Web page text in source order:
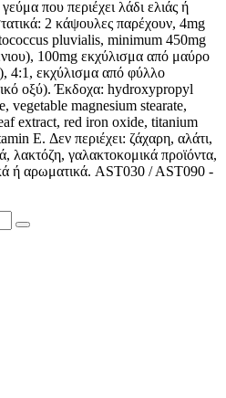
που περιέχει λάδι ελιάς ή
2 κάψουλες παρέχουν, 4mg
pluvialis, minimum 450mg
100mg εκχύλισμα από μαύρο
4:1, εκχύλισμα από φύλλο
οξύ). Έκδοχα: hydroxypropyl
vegetable magnesium stearate,
extract, red iron oxide, titanium
E. Δεν περιέχει: ζάχαρη, αλάτι,
λακτόζη, γαλακτοκομικά προϊόντα,
ή αρωματικά. AST030 / AST090 -